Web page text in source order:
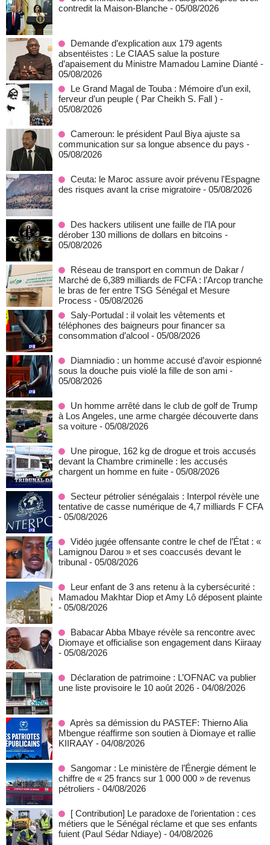
contredit la Maison-Blanche - 05/08/2026
Demande d’explication aux 179 agents
absentéistes : Le CIAAS salue la posture
d’apaisement du Ministre Mamadou Lamine Dianté -
05/08/2026
Le Grand Magal de Touba : Mémoire d’un exil,
ferveur d’un peuple ( Par Cheikh S. Fall ) -
05/08/2026
Cameroun: le président Paul Biya ajuste sa
communication sur sa longue absence du pays -
05/08/2026
Ceuta: le Maroc assure avoir prévenu l'Espagne
des risques avant la crise migratoire - 05/08/2026
Des hackers utilisent une faille de l’IA pour
dérober 130 millions de dollars en bitcoins -
05/08/2026
Réseau de transport en commun de Dakar /
Marché de 6,389 milliards de FCFA : l’Arcop tranche
le bras de fer entre TSG Sénégal et Mesure
Process - 05/08/2026
Saly-Portudal : il volait les vêtements et
téléphones des baigneurs pour financer sa
consommation d’alcool - 05/08/2026
Diamniadio : un homme accusé d’avoir espionné
sous la douche puis violé la fille de son ami -
05/08/2026
Un homme arrêté dans le club de golf de Trump
à Los Angeles, une arme chargée découverte dans
sa voiture - 05/08/2026
Une pirogue, 162 kg de drogue et trois accusés
devant la Chambre criminelle : les accusés
chargent un homme en fuite - 05/08/2026
Secteur pétrolier sénégalais : Interpol révèle une
tentative de casse numérique de 4,7 milliards F CFA
- 05/08/2026
Vidéo jugée offensante contre le chef de l’État : «
Lamignou Darou » et ses coaccusés devant le
tribunal - 05/08/2026
Leur enfant de 3 ans retenu à la cybersécurité :
Mamadou Makhtar Diop et Amy Lô déposent plainte
- 05/08/2026
Babacar Abba Mbaye révèle sa rencontre avec
Diomaye et officialise son engagement dans Kiiraay
- 05/08/2026
Déclaration de patrimoine : L’OFNAC va publier
une liste provisoire le 10 août 2026 - 04/08/2026
Après sa démission du PASTEF: Thierno Alia
Mbengue réaffirme son soutien à Diomaye et rallie
KIIRAAY - 04/08/2026
Sangomar : Le ministère de l’Énergie dément le
chiffre de « 25 francs sur 1 000 000 » de revenus
pétroliers - 04/08/2026
[ Contribution] Le paradoxe de l’orientation : ces
métiers que le Sénégal réclame et que ses enfants
fuient (Paul Sédar Ndiaye) - 04/08/2026